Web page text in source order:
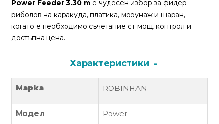
За
нас
Контакти
доставка
Връщане
Power Feeder 3.30 m е чудесен избор за фидер
риболов на каракуда, платика, морунаж и шаран,
когато е необходимо съчетание от мощ, контрол и
достъпна цена.
Характеристики
Марка ROBINHAN
Модел Power